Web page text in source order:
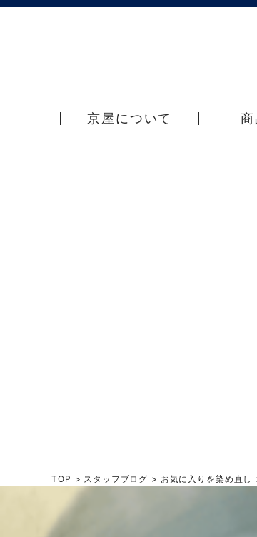
京屋について 商
TOP > スタッフブログ > お気に入りを染め直し